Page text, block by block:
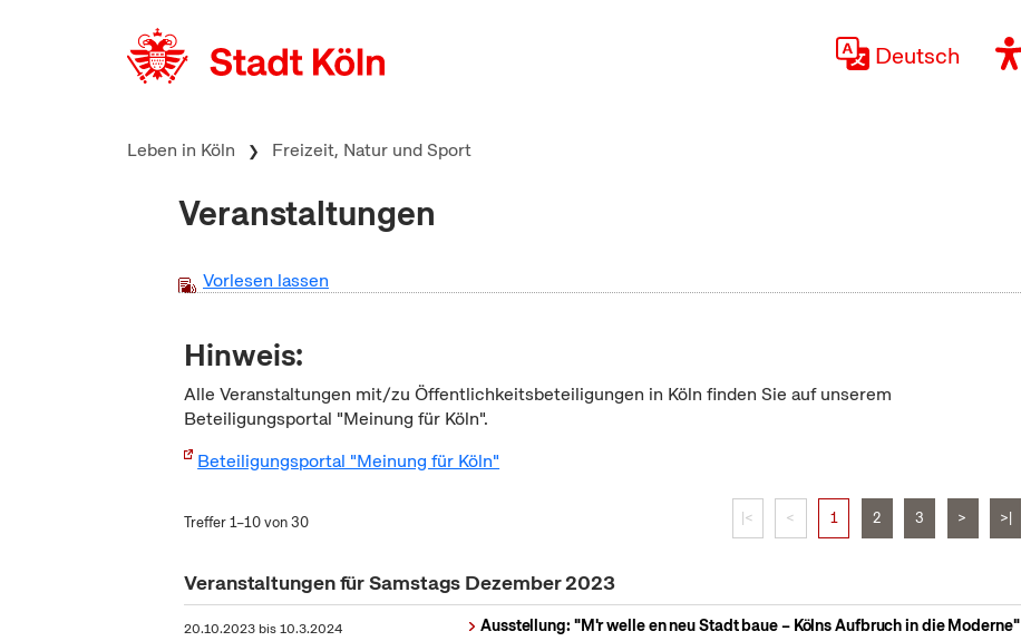
Deutsch
Leben in Köln Freizeit, Natur und Sport
Veranstaltungen
Vorlesen lassen
Hinweis:
Alle Veranstaltungen mit/zu Öffentlichkeitsbeteiligungen in Köln finden Sie auf unserem
Beteiligungsportal "Meinung für Köln".
Beteiligungsportal "Meinung für Köln"
Treffer 1–10 von 30 |< < 1 2 3 > >|
Veranstaltungen für Samstags Dezember 2023
20.10.2023 bis10.3.2024
Ausstellung: "M'r welle en neu Stadt baue – Kölns Aufbruch in die Moderne"